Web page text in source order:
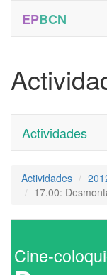
EPBCN
Actividades
Actividades
17.00:
Cine-